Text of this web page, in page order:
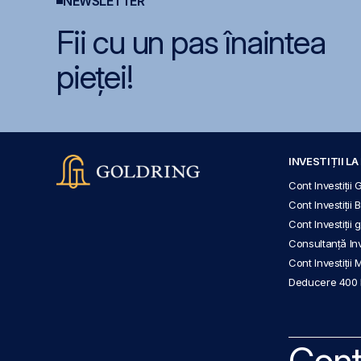
Fii cu un pas înaintea
pieței!
INVESTIȚII LA
Cont Investiții
Cont Investiții
Cont Investiții
Consultanță
Cont Investiții
Deducere 400